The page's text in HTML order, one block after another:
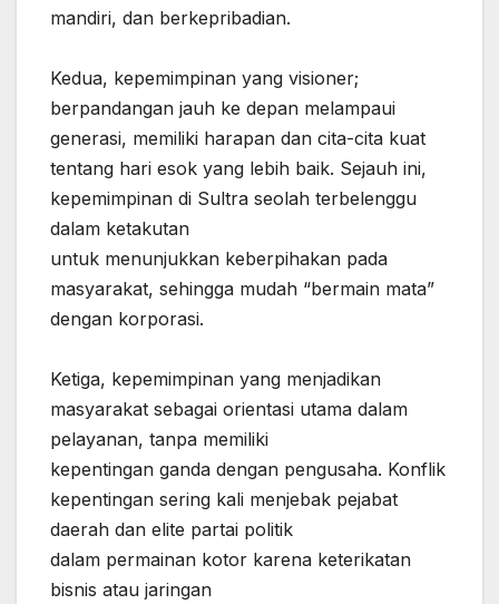
mandiri, dan berkepribadian.
‎Kedua, kepemimpinan yang visioner;
berpandangan jauh ke depan melampaui
generasi, memiliki harapan dan cita-cita kuat
tentang hari esok yang lebih baik. Sejauh ini,
kepemimpinan di Sultra seolah terbelenggu
dalam ketakutan
‎untuk menunjukkan keberpihakan pada
masyarakat, sehingga mudah “bermain mata”
dengan korporasi.
‎Ketiga, kepemimpinan yang menjadikan
masyarakat sebagai orientasi utama dalam
pelayanan, tanpa memiliki
‎kepentingan ganda dengan pengusaha. Konflik
kepentingan sering kali menjebak pejabat
daerah dan elite partai politik
‎dalam permainan kotor karena keterikatan
bisnis atau jaringan